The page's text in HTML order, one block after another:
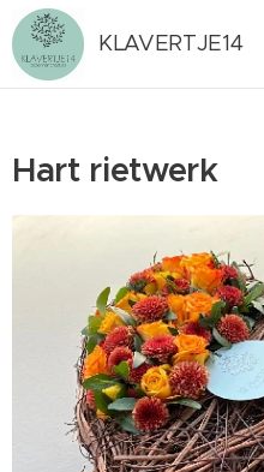
KLAVERTJE14
Hart rietwerk